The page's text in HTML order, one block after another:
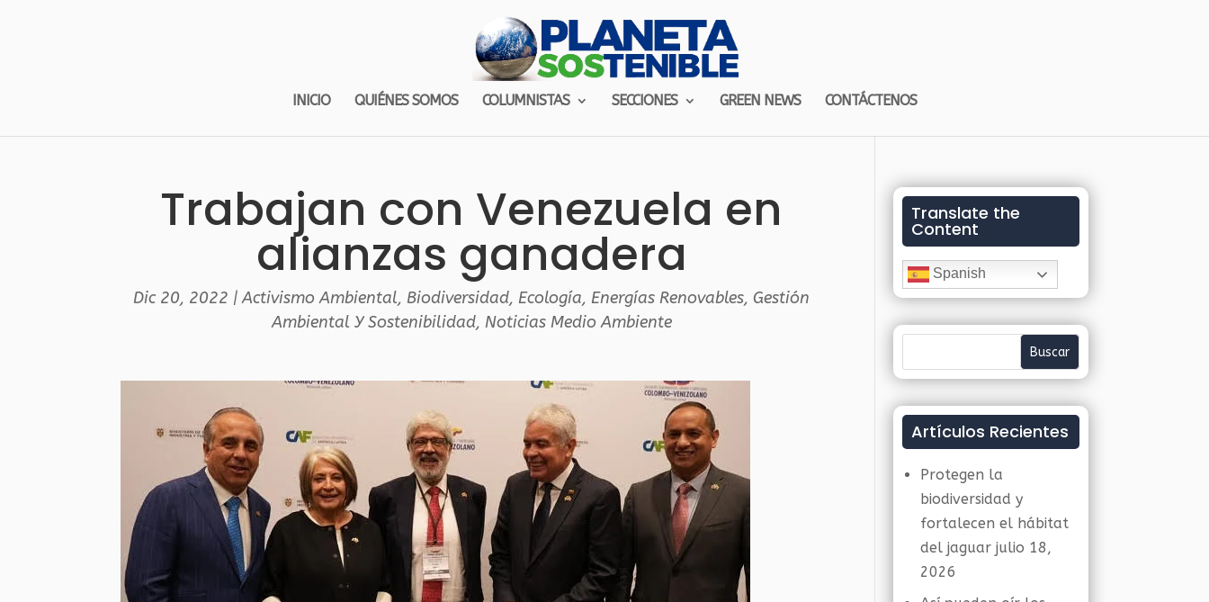
INICIO QUIÉNES SOMOS COLUMNISTAS SECCIONES GREEN NEWS CONTÁCTENOS
Trabajan con Venezuela en
alianzas ganadera
Dic 20, 2022 |Activismo Ambiental, Biodiversidad,Ecología,Energías Renovables, Gestión
Ambiental Y Sostenibilidad, Noticias Medio Ambiente
Translate the
Content
Spanish
Artículos Recientes
Protegen la
biodiversidad y
fortalecen el hábitat
del jaguar julio 18,
2026